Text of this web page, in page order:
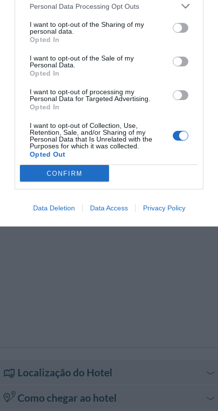
Personal Data Processing Opt Outs
I want to opt-out of the Sharing of my
personal data.
Opted In
I want to opt-out of the Sale of my
Personal Data.
Opted In
I want to opt-out of processing my
Personal Data for Targeted Advertising.
Opted In
I want to opt-out of Collection, Use,
Retention, Sale, and/or Sharing of my
Personal Data that Is Unrelated with the
Purposes for which it was collected.
Opted Out
CONFIRM
Data Deletion Data Access Privacy Policy
Serviços Inclusos no preço
comuns
Camareira pessoal
Cozinha Internacional
Cozinha Típica Local
Depósito de Bagagens
Elevador
Equipe Poliglota
Excursões
Hidromassagem
Informações Turísticas
Internet Point
Jacuzzi
Massagens
Pingue-pongue
Tour pela cidade
Trilhas de bicicleta
Restaurante e Bar
O restaurante oferece pratos da tradição do Alto Adige, que se completam
No café da manhã é oferecido um abundante bufê;
Serviços Pagos
Aceitam-se Animais
Aceitam-se Animais de Pequeno
Cafeteria
Cozinha Dietética
Lanche
Lanchonete
Lavanderia
Lustra-sapatos
Passagem de roupa
Serviço de Fax
Características do hotel
Apartamento com isolamento
acústico
Apartamentos Não Fumantes
Apartamentos para Portadores
de Deficiência Física
Apartamentos para família
Edifício histórico
Hotel Business
Localização do Hotel
Como chegar ao hotel